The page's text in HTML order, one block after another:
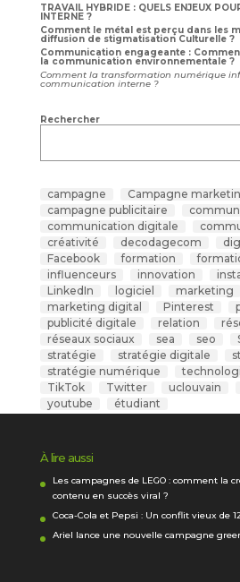
TRAVAIL HYBRIDE : QUELS ENJEUX
INTERNE ?
Comment le métal est perçu dans les
diffusion de stigmatisation Culturelle ?
Communication engageante :
la communication environnementale ?
Comment la transformation numérique
communication interne ?
Rechercher
campagne
Campagne
campagne publicitaire
communication digitale
créativité
decodagecom
Facebook
formation
influenceurs
innovation
LinkedIn
logiciel
marketing
marketing digital
Pinterest
publicité digitale
relation
réseaux sociaux
sea seo
stratégie
stratégie digitale
stratégie numérique
TikTok
Twitter uclouvain
youtube
étudiant
À lire aussi
Les campagnes de LEGO : comment la
contenu en succès viral ?
Coca-Cola et Pepsi : Un conflit vieux de
Ariel lance une nouvelle campagne